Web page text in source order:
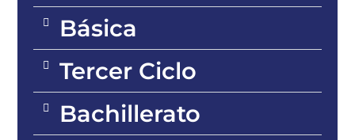
Básica
Tercer Ciclo
Bachillerato